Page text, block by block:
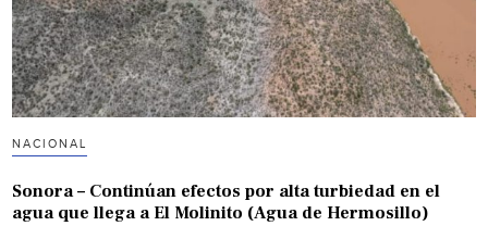
NACIONAL
Sonora – Continúan efectos por alta turbiedad en el
agua que llega a El Molinito (Agua de Hermosillo)